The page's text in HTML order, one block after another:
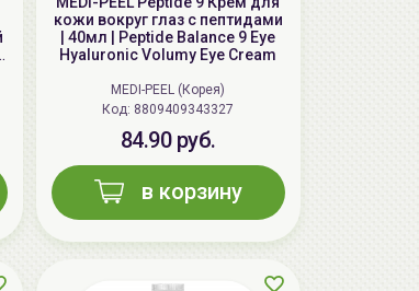
кожи вокруг глаз с пептидами
| 40мл | Peptide Balance 9 Eye
Hyaluronic Volumy Eye Cream
MEDI-PEEL (Корея)
Код: 8809409343327
84.90 руб.
в корзину